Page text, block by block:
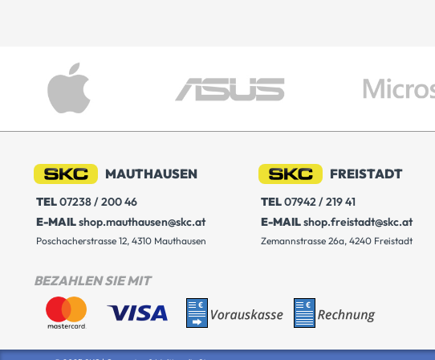
MAUTHAUSEN
TEL07238 / 200 46
E-MAILshop.mauthausen@skc.at
Poschacherstrasse 12, 4310 Mauthausen
FREISTADT
TEL07942 / 219 41
E-MAILshop.freistadt@skc.at
Zemannstrasse 26a, 4240 Freistadt
BEZAHLEN SIE MIT